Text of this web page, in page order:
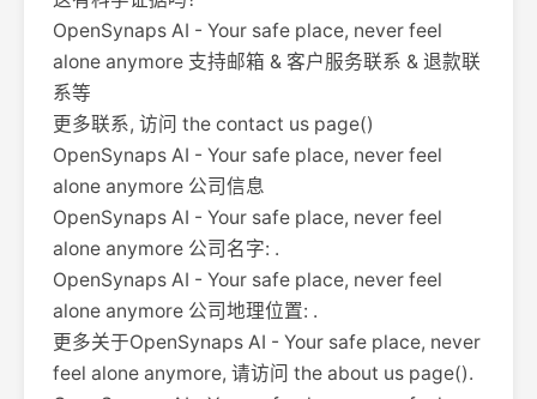
OpenSynaps AI - Your safe place, never feel
alone anymore 支持邮箱 & 客户服务联系 & 退款联
系等
更多联系, 访问 the contact us page()
OpenSynaps AI - Your safe place, never feel
alone anymore 公司信息
OpenSynaps AI - Your safe place, never feel
alone anymore 公司名字: .
OpenSynaps AI - Your safe place, never feel
alone anymore 公司地理位置: .
更多关于OpenSynaps AI - Your safe place, never
feel alone anymore, 请访问 the about us page().